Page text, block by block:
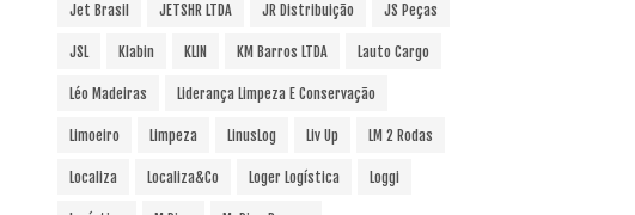
Jet Brasil JETSHR LTDA JR Distribuição JS Peças
JSL Klabin KLIN KM Barros LTDA Lauto Cargo
Léo Madeiras Liderança Limpeza E Conservação
Limoeiro Limpeza LinusLog Liv Up LM 2 Rodas
Localiza Localiza&Co Loger Logística Loggi